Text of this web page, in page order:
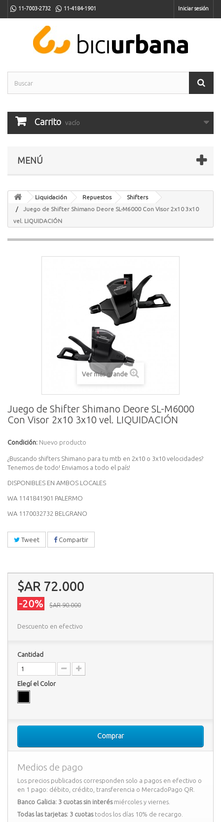
11-7003-2732 11-4184-1901 Iniciar sesión
Carrito vacío
MENÚ
Liquidación Repuestos
Shifters
Juego de Shifter Shimano Deore SL-M6000 Con Visor 2x10 3x10
vel. LIQUIDACIÓN
Ver más grande
Juego de Shifter Shimano Deore SL-M6000
Con Visor 2x10 3x10 vel. LIQUIDACIÓN
Condición: Nuevo producto
¿Buscando shifters Shimano para tu mtb en 2x10 o 3x10 velocidades?
Tenemos de todo! Enviamos a todo el país!
DISPONIBLES EN AMBOS LOCALES
WA 1141841901 PALERMO
WA 1170032732 BELGRANO
Tweet Compartir
$AR 72.000
-20% $AR 90.000
Descuento en efectivo
Cantidad
Elegí el Color
Comprar
Medios de pago
Los precios publicados corresponden solo a pagos en efectivo o
en 1 pago: débito, crédito, transferencia o MercadoPago QR.
Banco Galicia: 3 cuotas sin interésmiércoles y viernes.
Todas las tarjetas: 3 cuotastodos los días 10% de recargo.